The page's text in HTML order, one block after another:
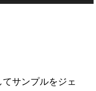
サンプルをジェ